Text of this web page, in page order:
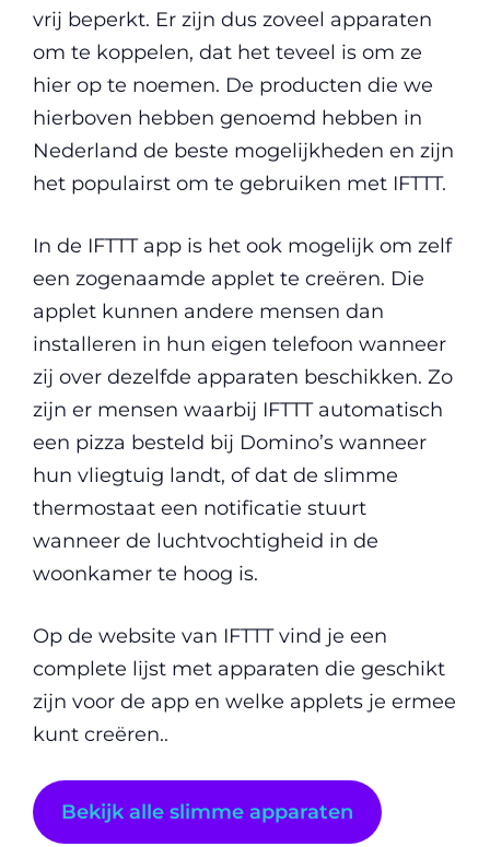
vrij beperkt. Er zijn dus zoveel apparaten
om te koppelen, dat het teveel is om ze
hier op te noemen. De producten die we
hierboven hebben genoemd hebben in
Nederland de beste mogelijkheden en zijn
het populairst om te gebruiken met IFTTT.
In de IFTTT app is het ook mogelijk om zelf
een zogenaamde applet te creëren. Die
applet kunnen andere mensen dan
installeren in hun eigen telefoon wanneer
zij over dezelfde apparaten beschikken. Zo
zijn er mensen waarbij IFTTT automatisch
een pizza besteld bij Domino’s wanneer
hun vliegtuig landt, of dat de slimme
thermostaat een notificatie stuurt
wanneer de luchtvochtigheid in de
woonkamer te hoog is.
Op de website van IFTTT vind je een
complete lijst met apparaten die geschikt
zijn voor de app en welke applets je ermee
kunt creëren..
Bekijk alle slimme apparaten